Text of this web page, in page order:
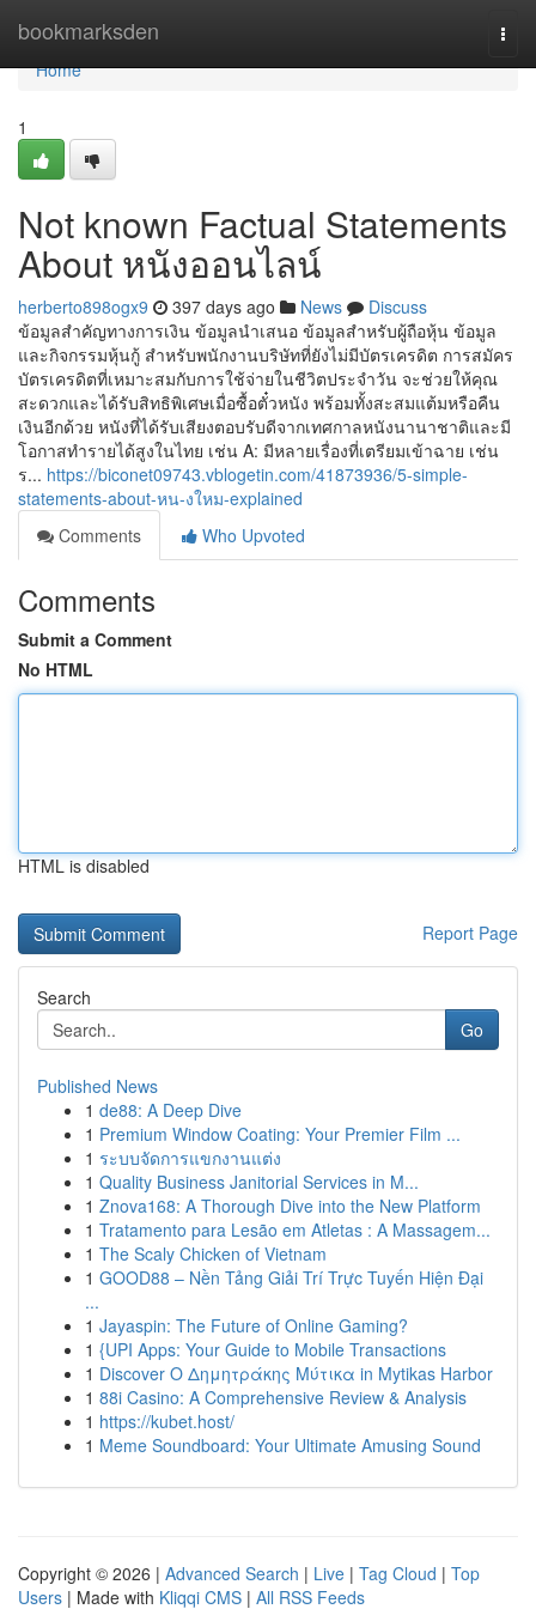
bookmarksden
Home
Home
1
Not known Factual Statements
About หนังออนไลน์
herberto898ogx9 397 days ago News
Discuss
ข้อมูลสำคัญทางการเงิน ข้อมูลนำเสนอ ข้อมูลสำหรับผู้ถือหุ้น ข้อมูล
และกิจกรรมหุ้นกู้ สำหรับพนักงานบริษัทที่ยังไม่มีบัตรเครดิต การสมัคร
บัตรเครดิตที่เหมาะสมกับการใช้จ่ายในชีวิตประจำวัน จะช่วยให้คุณ
สะดวกและได้รับสิทธิพิเศษเมื่อซื้อตั๋วหนัง พร้อมทั้งสะสมแต้มหรือคืน
เงินอีกด้วย หนังที่ได้รับเสียงตอบรับดีจากเทศกาลหนังนานาชาติและมี
โอกาสทำรายได้สูงในไทย เช่น A: มีหลายเรื่องที่เตรียมเข้าฉาย เช่น
ร... https://biconet09743.vblogetin.com/41873936/5-simple-
statements-about-หน-งใหม-explained
Comments
Who Upvoted
Comments
Submit a Comment
No HTML
HTML is disabled
Report Page
Search
Go
Published News
1 de88: A Deep Dive
1 Premium Window Coating: Your Premier Film ...
1 ระบบจัดการแขกงานแต่ง
1 Quality Business Janitorial Services in M...
1 Znova168: A Thorough Dive into the New Platform
1 Tratamento para Lesão em Atletas : A Massagem...
1 The Scaly Chicken of Vietnam
1 GOOD88 – Nền Tảng Giải Trí Trực Tuyến Hiện Đại
...
1 Jayaspin: The Future of Online Gaming?
1 {UPI Apps: Your Guide to Mobile Transactions
1 Discover Ο Δημητράκης Μύτικα in Mytikas Harbor
1 88i Casino: A Comprehensive Review & Analysis
1 https://kubet.host/
1 Meme Soundboard: Your Ultimate Amusing Sound
Copyright © 2026 | Advanced Search | Live | Tag Cloud | Top
Users | Made with Kliqqi CMS | All RSS Feeds